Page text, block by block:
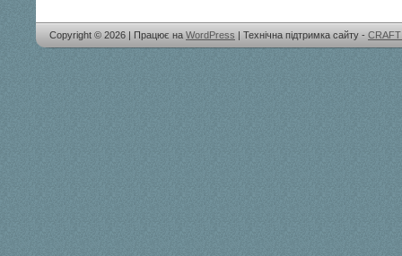
Copyright © 2026 | Працює на WordPress | Технічна підтримка сайту -